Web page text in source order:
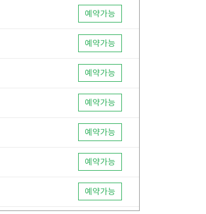
예약가능
예약가능
예약가능
예약가능
예약가능
예약가능
예약가능